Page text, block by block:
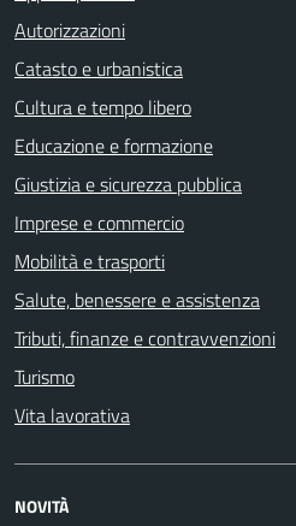
Autorizzazioni
Catasto e urbanistica
Cultura e tempo libero
Educazione e formazione
Giustizia e sicurezza pubblica
Imprese e commercio
Mobilità e trasporti
Salute, benessere e assistenza
Tributi, finanze e contravvenzioni
Turismo
Vita lavorativa
NOVITÀ